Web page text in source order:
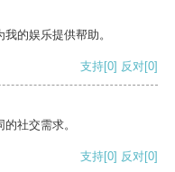
的娱乐提供帮助。
支持[0] 反对[0]
社交需求。
支持[0] 反对[0]